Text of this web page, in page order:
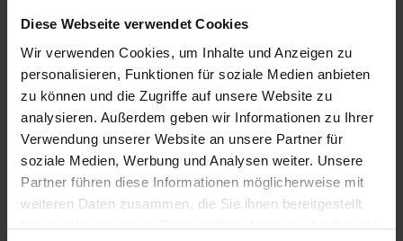
Diese Webseite verwendet Cookies
Wir verwenden Cookies, um Inhalte und Anzeigen zu
personalisieren, Funktionen für soziale Medien anbieten
zu können und die Zugriffe auf unsere Website zu
analysieren. Außerdem geben wir Informationen zu Ihrer
Verwendung unserer Website an unsere Partner für
soziale Medien, Werbung und Analysen weiter. Unsere
Partner führen diese Informationen möglicherweise mit
weiteren Daten zusammen, die Sie ihnen bereitgestellt
haben oder die sie im Rahmen Ihrer Nutzung der Dienste
stilvolles und gemütliches Ambiente zu schaffen. Die
verleihen dem Raum eine warme Atmosphäre.
„Melagranata“ ist perfekt, um ein Schlafzimmer in
eine opulente Oase der Ruhe zu verwandeln oder ein
Wohnzimmer in einen Raum voller Charakter und
Eleganz zu gestalten.
Die TapetenAgentur empfiehlt diese Tapete für ein
elegantes Schlafzimmer, um eine Atmosphäre der
Entspannung und des Luxus zu schaffen, oder für ein